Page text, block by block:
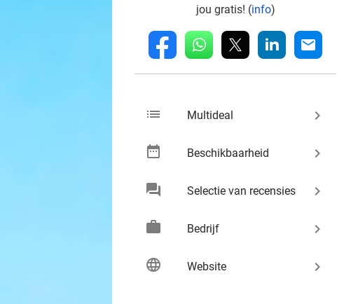
jou gratis! (info)
fb whatsapp linkedin mail
list Multideal keyboard_arrow_right
date_range Beschikbaarheid keyboard_arrow_right
chat Selectie van recensies keyboard_arrow_right
work Bedrijf keyboard_arrow_right
language Website keyboard_arrow_right